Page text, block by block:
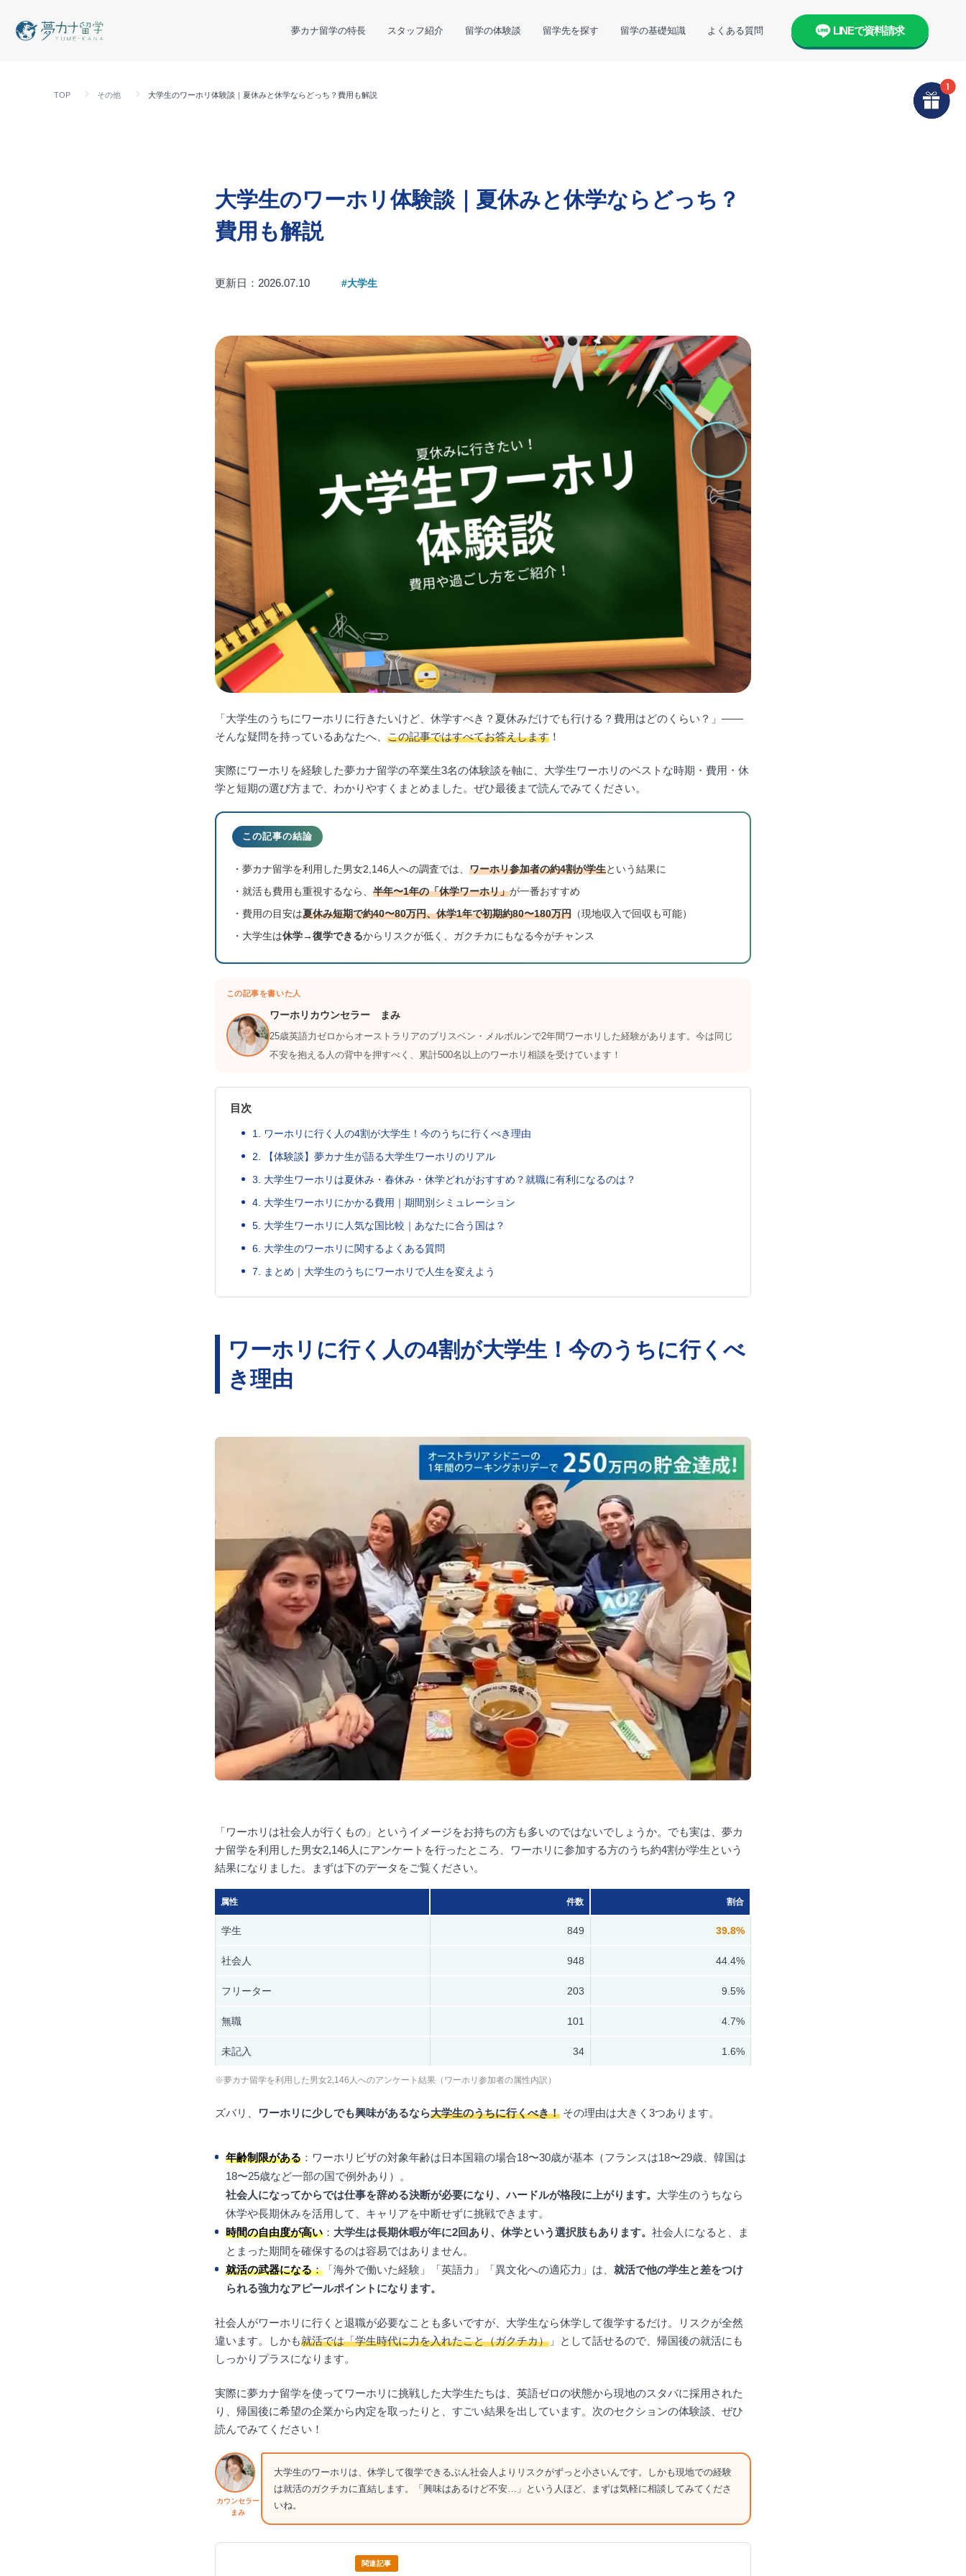
夢カナ留学の特長 スタッフ紹介 留学の体験談 留学先を探す 留学の基礎知識 よくある質問 LINEで資料請求
TOP その他 大学生のワーホリ体験談｜夏休みと休学ならどっち？費用も解説
大学生のワーホリ体験談｜夏休みと休学ならどっち？
費用も解説
更新日：2026.07.10 #大学生
「大学生のうちにワーホリに行きたいけど、休学すべき？夏休みだけでも行ける？費用はどのくらい？」——
そんな疑問を持っているあなたへ、 この記事ではすべてお答えします！
実際にワーホリを経験した夢カナ留学の卒業生3名の体験談を軸に、大学生ワーホリのベストな時期・費用・休
学と短期の選び方まで、わかりやすくまとめました。ぜひ最後まで読んでみてください。
この記事の結論
・夢カナ留学を利用した男女2,146人への調査では、 ワーホリ参加者の約4割が学生という結果に
・就活も費用も重視するなら、 半年〜1年の「休学ワーホリ」が一番おすすめ
・費用の目安は夏休み短期で約40〜80万円、休学1年で初期約80〜180万円（現地収入で回収も可能）
・大学生は休学→復学できるからリスクが低く、ガクチカにもなる今がチャンス
この記事を書いた人
ワーホリカウンセラー まみ
25歳英語力ゼロからオーストラリアのブリスベン・メルボルンで2年間ワーホリした経験があります。今は同じ
不安を抱える人の背中を押すべく、累計500名以上のワーホリ相談を受けています！
目次
1. ワーホリに行く人の4割が大学生！今のうちに行くべき理由
2. 【体験談】夢カナ生が語る大学生ワーホリのリアル
3. 大学生ワーホリは夏休み・春休み・休学どれがおすすめ？就職に有利になるのは？
4. 大学生ワーホリにかかる費用｜期間別シミュレーション
5. 大学生ワーホリに人気な国比較｜あなたに合う国は？
6. 大学生のワーホリに関するよくある質問
7. まとめ｜大学生のうちにワーホリで人生を変えよう
ワーホリに行く人の4割が大学生！今のうちに行くべ
き理由
「ワーホリは社会人が行くもの」というイメージをお持ちの方も多いのではないでしょうか。でも実は、夢カ
ナ留学を利用した男女2,146人にアンケートを行ったところ、ワーホリに参加する方のうち約4割が学生という
結果になりました。まずは下のデータをご覧ください。
属性 件数 割合
学生 849 39.8%
社会人 948 44.4%
フリーター 203 9.5%
無職 101 4.7%
未記入 34 1.6%
※夢カナ留学を利用した男女2,146人へのアンケート結果（ワーホリ参加者の属性内訳）
ズバリ、 ワーホリに少しでも興味があるなら大学生のうちに行くべき！その理由は大きく3つあります。
年齢制限がある：ワーホリビザの対象年齢は日本国籍の場合18〜30歳が基本（フランスは18〜29歳、韓国は
18〜25歳など一部の国で例外あり）。
社会人になってからでは仕事を辞める決断が必要になり、ハードルが格段に上がります。 大学生のうちなら
休学や長期休みを活用して、キャリアを中断せずに挑戦できます。
時間の自由度が高い： 大学生は長期休暇が年に2回あり、休学という選択肢もあります。 社会人になると、ま
とまった期間を確保するのは容易ではありません。
就活の武器になる：「海外で働いた経験」「英語力」「異文化への適応力」は、 就活で他の学生と差をつけ
られる強力なアピールポイントになります。
社会人がワーホリに行くと退職が必要なことも多いですが、大学生なら休学して復学するだけ。リスクが全然
違います。しかも就活では「学生時代に力を入れたこと（ガクチカ）」として話せるので、帰国後の就活にも
しっかりプラスになります。
実際に夢カナ留学を使ってワーホリに挑戦した大学生たちは、英語ゼロの状態から現地のスタバに採用された
り、帰国後に希望の企業から内定を取ったりと、すごい結果を出しています。次のセクションの体験談、ぜひ
読んでみてください！
カウンセラー
まみ
大学生のワーホリは、休学して復学できるぶん社会人よりリスクがずっと小さいんです。しかも現地での経験
は就活のガクチカに直結します。「興味はあるけど不安…」という人ほど、まずは気軽に相談してみてくださ
いね。
関連記事